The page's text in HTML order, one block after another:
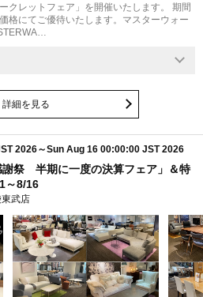
クレットフェア」を開催いたします。 期間
格にてご優待いたします。マスターウォー
詳細を見る
2026～Sun Aug 16 00:00:00 JST 2026
謝祭 半期に一度の決算フェア」＆特
～8/16
武店